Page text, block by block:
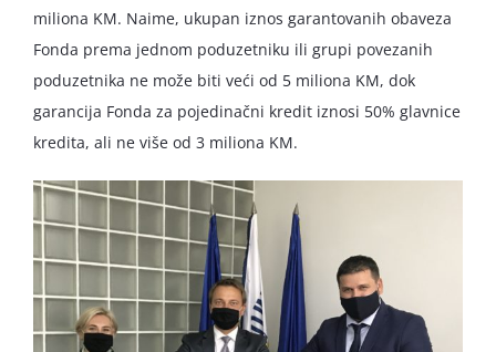
miliona KM. Naime, ukupan iznos garantovanih obaveza
Fonda prema jednom poduzetniku ili grupi povezanih
poduzetnika ne može biti veći od 5 miliona KM, dok
garancija Fonda za pojedinačni kredit iznosi 50% glavnice
kredita, ali ne više od 3 miliona KM.